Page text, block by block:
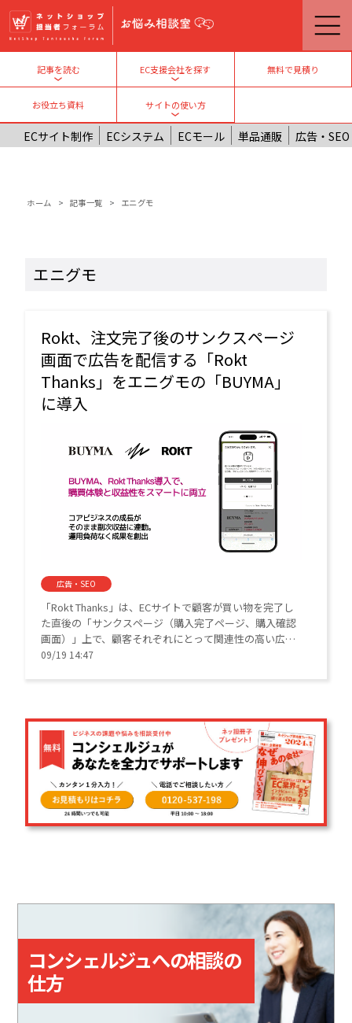
メインコンテンツに移動
記事を読む
Toggle submenu
EC支援会社を探す
Toggle submenu
無料で見積り
お役立ち資料
サイトの使い方
Toggle submenu
ECサイト制作 ECシステム ECモール 単品通販 広告・SEO
パンくず
ホーム 記事一覧 エニグモ
エニグモ
Rokt、注文完了後のサンクスページ
画面で広告を配信する「Rokt
Thanks」をエニグモの「BUYMA」
に導入
広告・SEO
「Rokt Thanks」は、ECサイトで顧客が買い物を完了し
た直後の「サンクスページ（購入完了ページ、購入確認
画面）」上で、顧客それぞれにとって関連性の高い広告
をパーソナライズで表示する仕組み。
09/19 14:47
コンシェルジュへの相談の
仕方